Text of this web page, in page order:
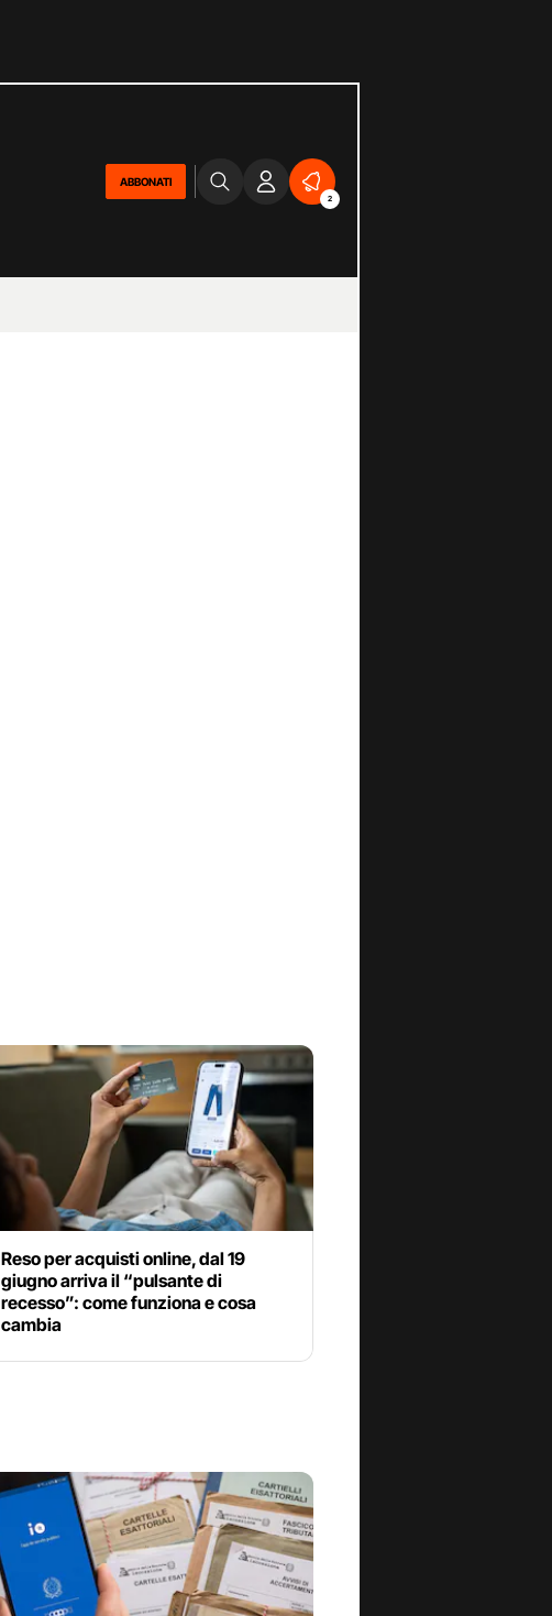
ABBONATI
2
Reso per acquisti online, dal 19
giugno arriva il “pulsante di
recesso”: come funziona e cosa
cambia